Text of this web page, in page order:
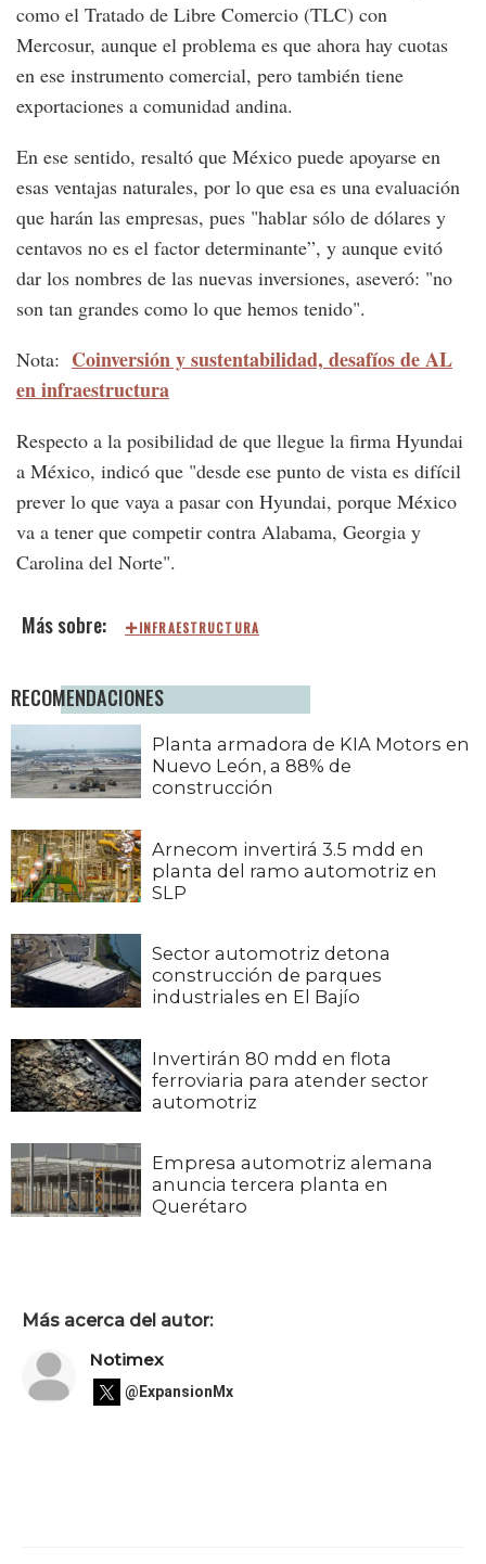
como el Tratado de Libre Comercio (TLC) con
Mercosur, aunque el problema es que ahora hay cuotas
en ese instrumento comercial, pero también tiene
exportaciones a comunidad andina.
En ese sentido, resaltó que México puede apoyarse en
esas ventajas naturales, por lo que esa es una evaluación
que harán las empresas, pues "hablar sólo de dólares y
centavos no es el factor determinante”, y aunque evitó
dar los nombres de las nuevas inversiones, aseveró: "no
son tan grandes como lo que hemos tenido".
Nota: Coinversión y sustentabilidad, desafíos de AL
en infraestructura
Respecto a la posibilidad de que llegue la firma Hyundai
a México, indicó que "desde ese punto de vista es difícil
prever lo que vaya a pasar con Hyundai, porque México
va a tener que competir contra Alabama, Georgia y
Carolina del Norte".
INFRAESTRUCTURA
RECOMENDACIONES
Planta armadora de KIA Motors en
Nuevo León, a 88% de
construcción
Arnecom invertirá 3.5 mdd en
planta del ramo automotriz en
SLP
Sector automotriz detona
construcción de parques
industriales en El Bajío
Invertirán 80 mdd en flota
ferroviaria para atender sector
automotriz
Empresa automotriz alemana
anuncia tercera planta en
Querétaro
Más acerca del autor:
Notimex
@ExpansionMx